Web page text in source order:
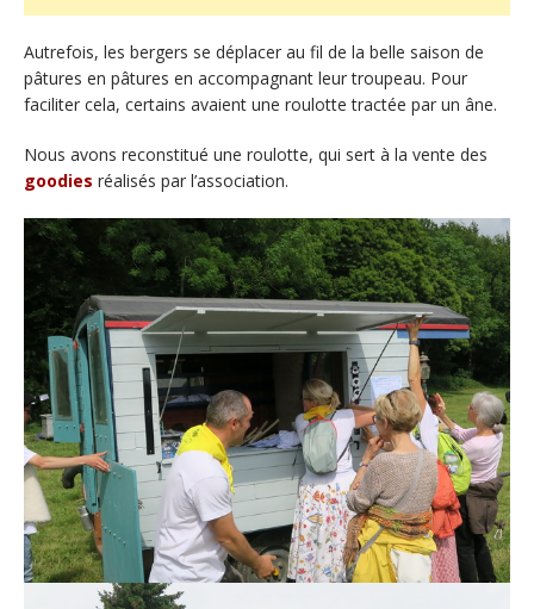
Autrefois, les bergers se déplacer au fil de la belle saison de
pâtures en pâtures en accompagnant leur troupeau. Pour
faciliter cela, certains avaient une roulotte tractée par un âne.
Nous avons reconstitué une roulotte, qui sert à la vente des
goodies réalisés par l’association.